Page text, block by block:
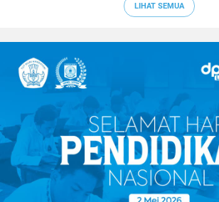
LIHAT SEMUA